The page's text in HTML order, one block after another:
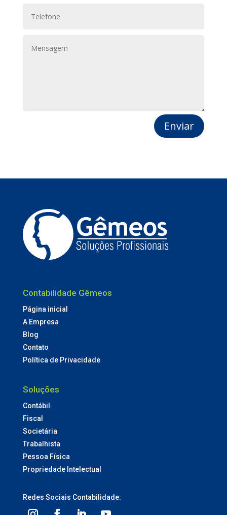
Enviar
Contabilidade Gêmeos
Página inicial
A Empresa
Blog
Contato
Política de Privacidade
Soluções
Contábil
Fiscal
Societária
Trabalhista
Pessoa Física
Propriedade Intelectual
Redes Sociais Contabilidade: